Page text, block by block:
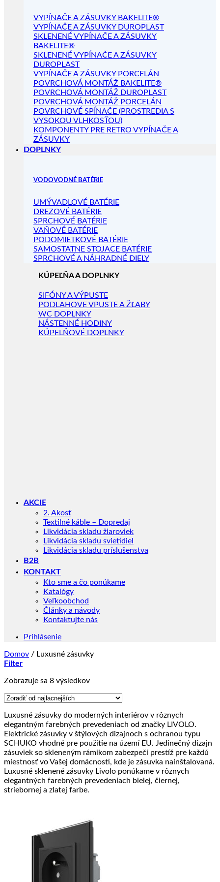
VYPÍNAČE A ZÁSUVKY BAKELITE®
VYPÍNAČE A ZÁSUVKY DUROPLAST
SKLENENÉ VYPÍNAČE A ZÁSUVKY
BAKELITE®
SKLENENÉ VYPÍNAČE A ZÁSUVKY
DUROPLAST
VYPÍNAČE A ZÁSUVKY PORCELÁN
POVRCHOVÁ MONTÁŽ BAKELITE®
POVRCHOVÁ MONTÁŽ DUROPLAST
POVRCHOVÁ MONTÁŽ PORCELÁN
POVRCHOVÉ SPÍNAČE (PROSTREDIA S
VYSOKOU VLHKOSŤOU)
KOMPONENTY PRE RETRO VYPÍNAČE A
ZÁSUVKY
DOPLNKY
VODOVODNÉ BATÉRIE
UMÝVADLOVÉ BATÉRIE
DREZOVÉ BATÉRIE
SPRCHOVÉ BATÉRIE
VAŇOVÉ BATÉRIE
PODOMIETKOVÉ BATÉRIE
SAMOSTATNE STOJACE BATÉRIE
SPRCHOVÉ A NÁHRADNÉ DIELY
KÚPEĽŇA A DOPLNKY
SIFÓNY A VÝPUSTE
PODLAHOVE VPUSTE A ŽĽABY
WC DOPLNKY
NÁSTENNÉ HODINY
KÚPELŇOVÉ DOPLNKY
AKCIE
2. Akosť
Textilné káble – Dopredaj
Likvidácia skladu žiaroviek
Likvidácia skladu svietidiel
Likvidácia skladu príslušenstva
B2B
KONTAKT
Kto sme a čo ponúkame
Katalógy
Veľkoobchod
Články a návody
Kontaktujte nás
Prihlásenie
Domov / Luxusné zásuvky
Filter
Zobrazuje sa 8 výsledkovZoradené
najnižšej
po
najvyššiu
Luxusné zásuvky do moderných interiérov v rôznych
elegantným farebných prevedeniach od značky LIVOLO.
Elektrické zásuvky v štýlových dizajnoch s ochranou typu
SCHUKO vhodné pre použitie na území EU. Jedinečný dizajn
zásuviek so skleneným rámikom zabezpečí prestíž pre každú
miestnosť vo Vašej domácnosti, kde je zásuvka nainštalovaná.
Luxusné sklenené zásuvky Livolo ponúkame v rôznych
elegantných farebných prevedeniach bielej, čiernej,
striebornej a zlatej farbe.